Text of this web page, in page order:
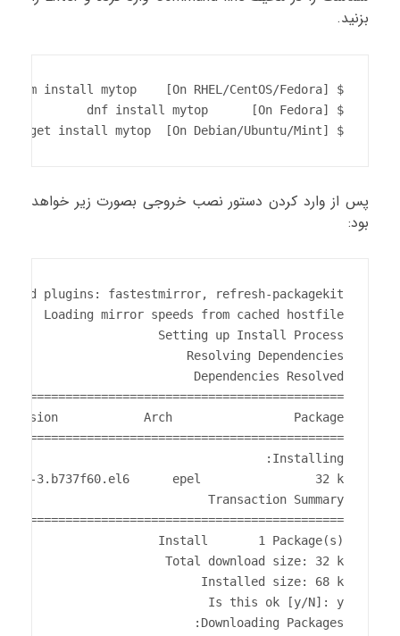
بزنید.
$ apt-get install mytop  [On Debian/Ubuntu/Mint]
پس از وارد کردن دستور نصب خروجی بصورت زیر خواهد
بود: